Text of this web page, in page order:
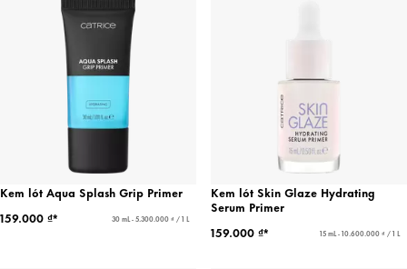
Kem lót Aqua Splash Grip Primer
159.000 ₫*
30 mL - 5.300.000 ₫ / 1 L
Kem lót Skin Glaze Hydrating
Serum Primer
159.000 ₫*
15 mL - 10.600.000 ₫ / 1 L